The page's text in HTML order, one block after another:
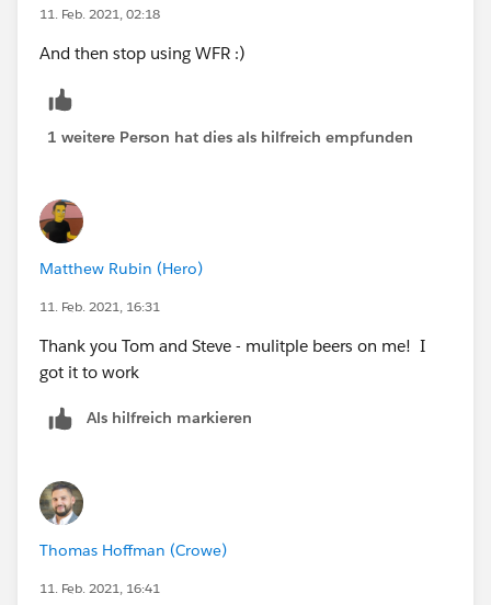
11. Feb. 2021, 02:18
And then stop using WFR :)
1 weitere Person hat dies als hilfreich empfunden
Matthew Rubin (Hero)
11. Feb. 2021, 16:31
Thank you Tom and Steve - mulitple beers on me! I
got it to work
Als hilfreich markieren
Thomas Hoffman (Crowe)
11. Feb. 2021, 16:41